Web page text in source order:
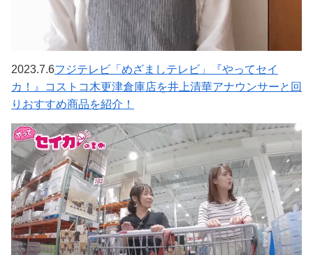
2023.7.6フジテレビ「めざましテレビ」『やってセイ
カ！』コストコ木更津倉庫店を井上清華アナウンサーと回
りおすすめ商品を紹介！